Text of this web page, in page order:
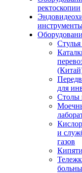
ректоскопии
для
Столы
и
газов